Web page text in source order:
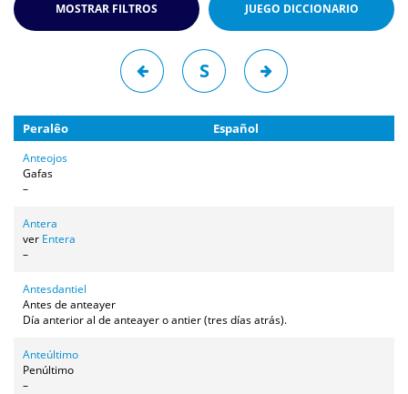
MOSTRAR FILTROS JUEGO DICCIONARIO
S
Peralêo Español
Anteojos
Gafas
–
Antera
ver Entera
–
Antesdantiel
Antes de anteayer
Día anterior al de anteayer o antier (tres días atrás).
Anteúltimo
Penúltimo
–